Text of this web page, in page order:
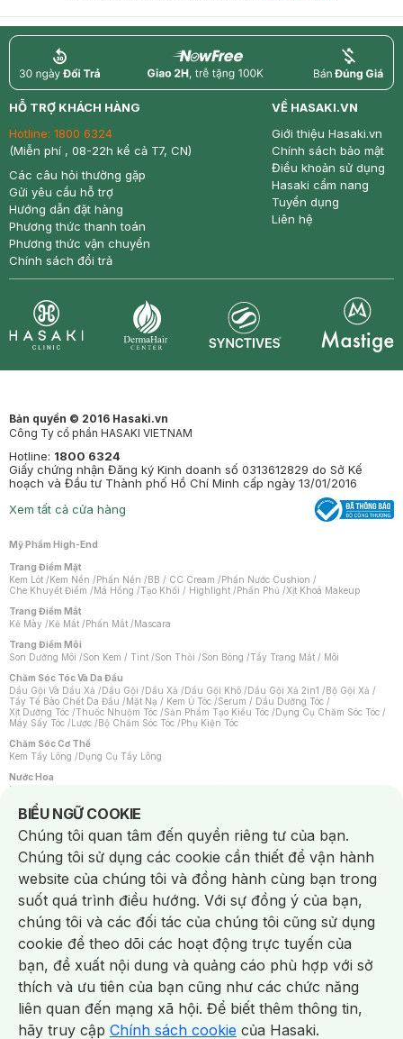
return nowfree price
HỖ TRỢ KHÁCH HÀNG
Hotline: 1800 6324
(Miễn phí , 08-22h kể cả T7, CN)
Các câu hỏi thường gặp
Gửi yêu cầu hỗ trợ
Hướng dẫn đặt hàng
Phương thức thanh toán
Phương thức vận chuyển
Chính sách đổi trả
VỀ HASAKI.VN
Giới thiệu Hasaki.vn
Chính sách bảo mật
Điều khoản sử dụng
Hasaki cẩm nang
Tuyển dụng
Liên hệ
Bản quyền © 2016 Hasaki.vn
Công Ty cổ phần HASAKI VIETNAM
Hotline: 1800 6324
Giấy chứng nhận Đăng ký Kinh doanh số 0313612829 do Sở Kế
hoạch và Đầu tư Thành phố Hồ Chí Minh cấp ngày 13/01/2016
Xem tất cả cửa hàng
Mỹ Phẩm High-End
Trang Điểm Mặt
Kem Lót /Kem Nền /Phấn Nền /BB / CC Cream /Phấn Nước Cushion /
Che Khuyết Điểm /Má Hồng /Tạo Khối / Highlight /Phấn Phủ /Xịt Khoá Makeup
Trang Điểm Mắt
Kẻ Mày /Kẻ Mắt /Phấn Mắt /Mascara
Trang Điểm Môi
Son Dưỡng Môi /Son Kem / Tint /Son Thỏi /Son Bóng /Tẩy Trang Mắt / Môi
Chăm Sóc Tóc Và Da Đầu
Dầu Gội Và Dầu Xả /Dầu Gội /Dầu Xả /Dầu Gội Khô /Dầu Gội Xả 2in1 /Bộ Gội Xả /
Tẩy Tế Bào Chết Da Đầu /Mặt Nạ / Kem Ủ Tóc /Serum / Dầu Dưỡng Tóc /
Xịt Dưỡng Tóc /Thuốc Nhuộm Tóc /Sản Phẩm Tạo Kiểu Tóc /Dụng Cụ Chăm Sóc Tóc /
Máy Sấy Tóc /Lược /Bộ Chăm Sóc Tóc /Phụ Kiện Tóc
Chăm Sóc Cơ Thể
Kem Tẩy Lông /Dụng Cụ Tẩy Lông
Nước Hoa
Nước Hoa Nữ
Chăm Sóc Cá Nhân
Chống Muỗi /Khẩu Trang /Máy Massage/Mặt Nạ Xông Hơi /Nước Rửa Tay/
Sản Phẩm Chăm Sóc Khác /Bàn Chải Đánh Răng /Bàn Chải Điện/
Hỗ Trợ Trắng Răng/Kem Đánh Răng /Máy Tăm Nước/ Nước Súc Miệng/
Tăm / Chỉ Nha Khoa/ Xịt Thơm Miệng / Dung Dịch Vệ Sinh/Dưỡng Vùng Kín/
Khăn Ướt Vệ Sinh Vùng Kín/Băng Vệ Sinh/Tampon/Bọt Cạo Râu /Dao Cạo Râu/
Máy Cạo Râu
Vấn Đề Về Da
Da Dầu / Lỗ Chân Lông To/ Da Khô / Mất Nước/ Da Lão Hóa/ Da Mụn/
Da Nhạy Cảm / Kích Ứng
Da Xỉn Màu Thâm / Nám / Tàn Nhang
Quầng Thâm & Bọng Mắt /Sẹo /Viêm Da Cơ Địa
Dụng Cụ / Phụ Kiện Chăm Sóc Da
Bông Tẩy Trang
Khăn Lau Mặt Khô Dụng Cụ / Máy Rửa Mặt Máy Chăm Sóc Da
Dụng Cụ Chăm Sóc Khác
BIỂU NGỮ COOKIE
Notice about cookies usage
Chúng tôi quan tâm đến quyền riêng tư của bạn.
Chúng tôi sử dụng các cookie cần thiết để vận hành
website của chúng tôi và đồng hành cùng bạn trong
suốt quá trình điều hướng. Với sự đồng ý của bạn,
chúng tôi và các đối tác của chúng tôi cũng sử dụng
cookie để theo dõi các hoạt động trực tuyến của
bạn, đề xuất nội dung và quảng cáo phù hợp với sở
thích và ưu tiên của bạn cũng như các chức năng
liên quan đến mạng xã hội. Để biết thêm thông tin,
hãy truy cập Chính sách cookie của Hasaki.